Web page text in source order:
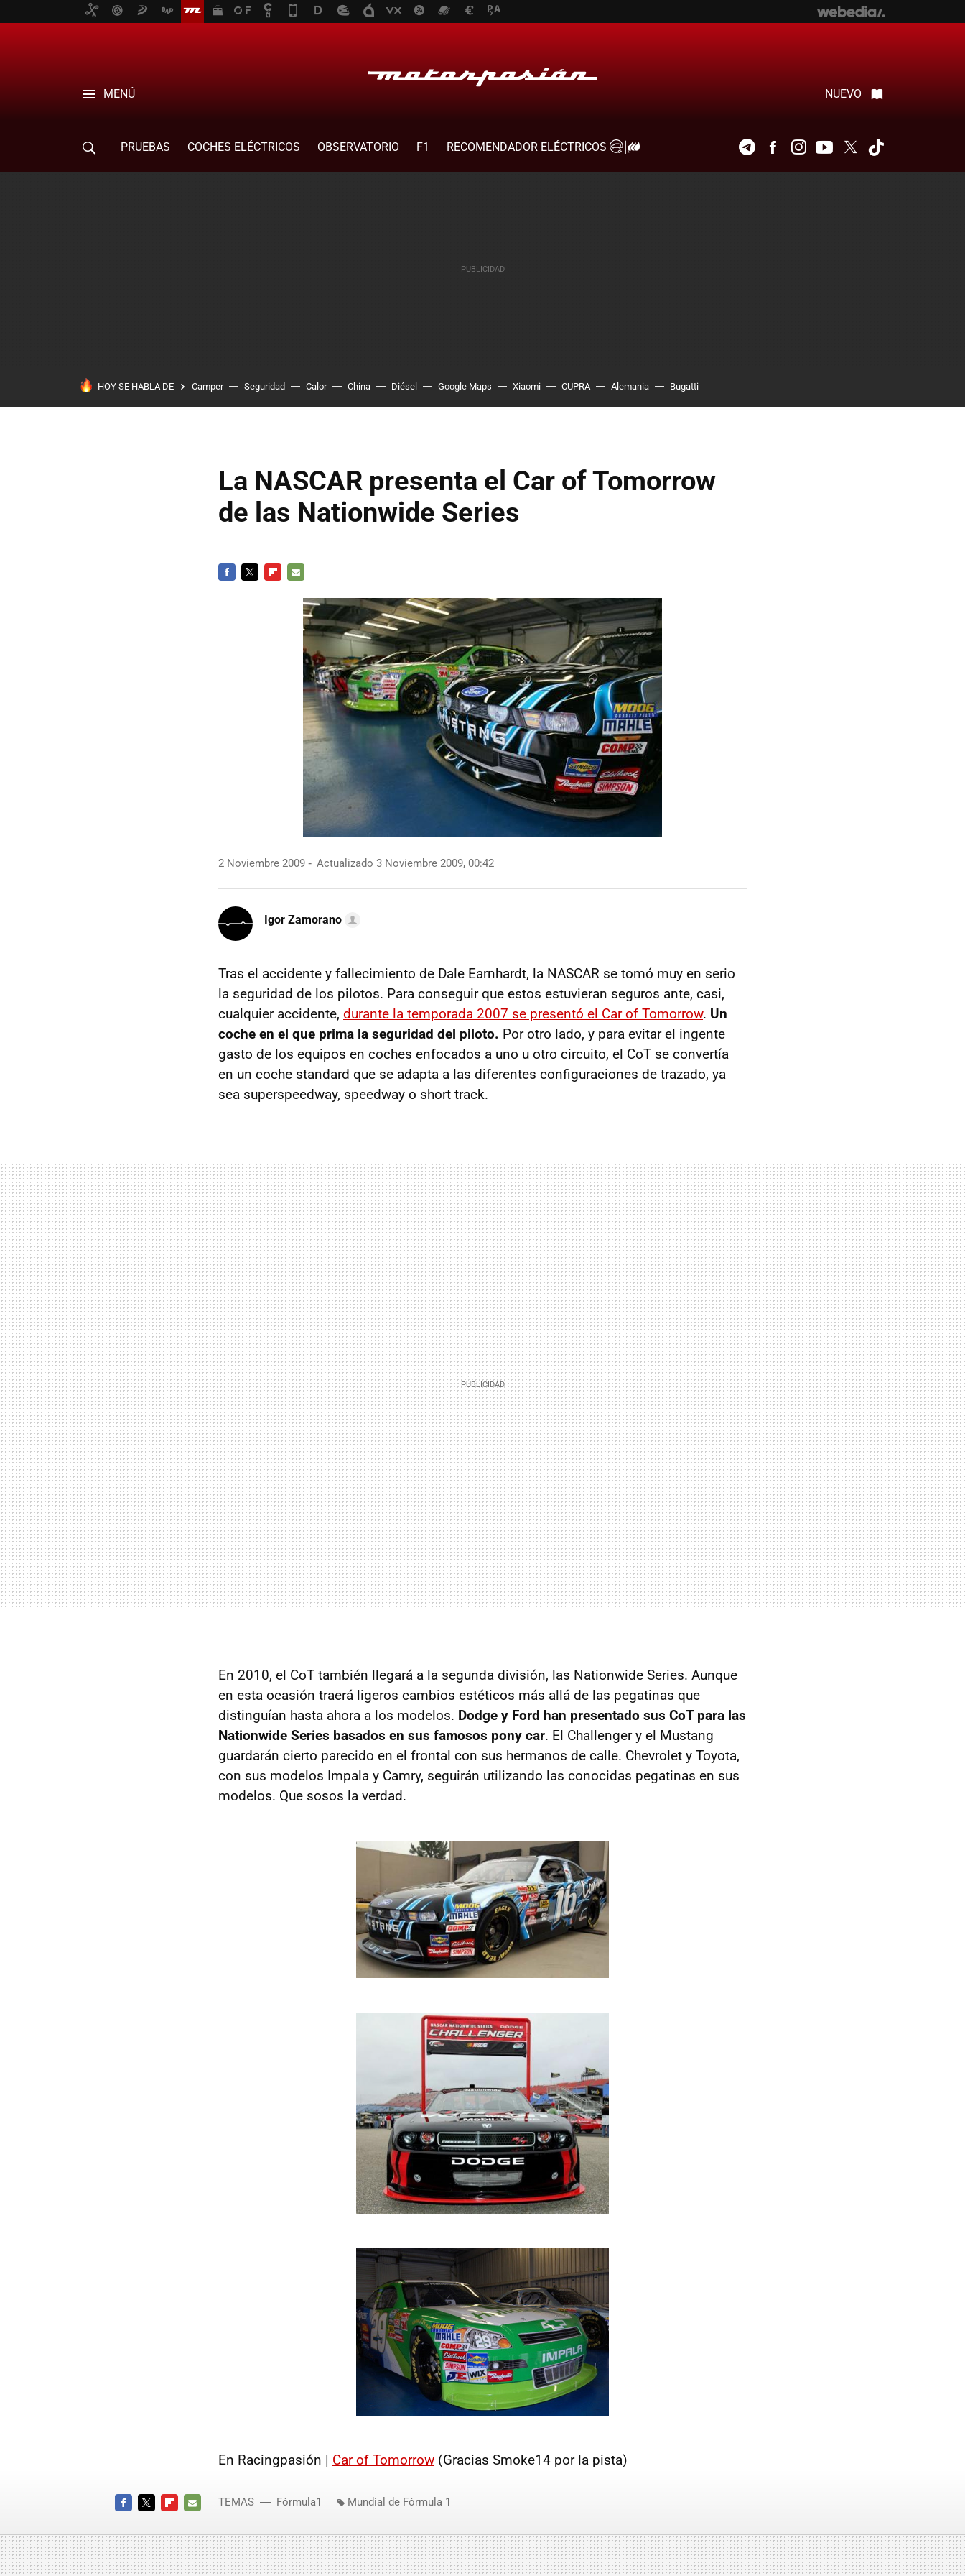
MENÚ NUEVO
PRUEBAS COCHES ELÉCTRICOS OBSERVATORIO F1
RECOMENDADOR ELÉCTRICOS
TelegramFacebookInstagramYoutubeTwitter
HOY SE HABLA DE Camper Seguridad Calor China Diésel Google Maps Xiaomi CUPRA Alemania Bugatti
La NASCAR presenta el Car of Tomorrow
de las Nationwide Series
MAIL
2 Noviembre 2009 Actualizado 3 Noviembre 2009, 00:42
Igor Zamorano
Tras el accidente y fallecimiento de Dale Earnhardt, la NASCAR se tomó muy en serio
la seguridad de los pilotos. Para conseguir que estos estuvieran seguros ante, casi,
cualquier accidente, durante la temporada 2007 se presentó el Car of Tomorrow. Un
coche en el que prima la seguridad del piloto. Por otro lado, y para evitar el ingente
gasto de los equipos en coches enfocados a uno u otro circuito, el CoT se convertía
en un coche standard que se adapta a las diferentes configuraciones de trazado, ya
sea superspeedway, speedway o short track.
En 2010, el CoT también llegará a la segunda división, las Nationwide Series. Aunque
en esta ocasión traerá ligeros cambios estéticos más allá de las pegatinas que
distinguían hasta ahora a los modelos. Dodge y Ford han presentado sus CoT para las
Nationwide Series basados en sus famosos pony car. El Challenger y el Mustang
guardarán cierto parecido en el frontal con sus hermanos de calle. Chevrolet y Toyota,
con sus modelos Impala y Camry, seguirán utilizando las conocidas pegatinas en sus
modelos. Que sosos la verdad.
En Racingpasión | Car of Tomorrow (Gracias Smoke14 por la pista)
MAIL
TEMAS Fórmula1 Mundial de Fórmula 1